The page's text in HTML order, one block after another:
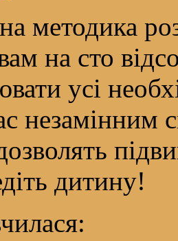
методика
на сто
усі
незамінним
дитину!